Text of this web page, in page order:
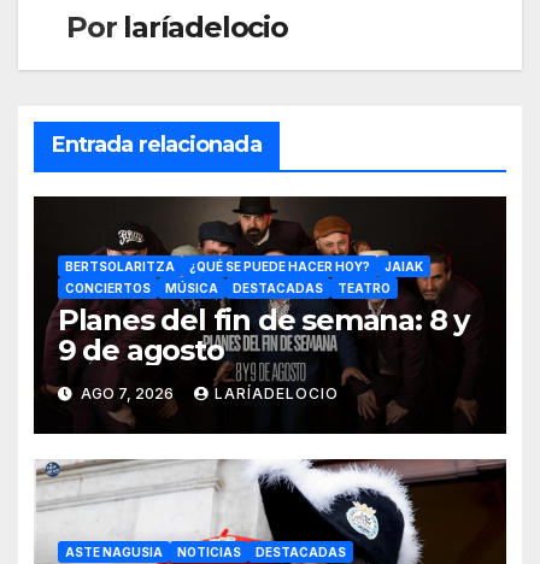
Por laríadelocio
Entrada relacionada
BERTSOLARITZA ¿QUÉ SE PUEDE HACER HOY?
JAIAK
CONCIERTOS
MÚSICA DESTACADAS TEATRO
Planes del fin de semana: 8 y
9 de agosto
AGO 7, 2026 LARÍADELOCIO
ASTE NAGUSIA NOTICIAS DESTACADAS